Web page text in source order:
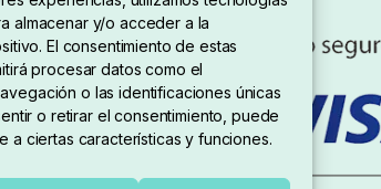
almacenar y/o acceder a la
El consentimiento de estas
procesar datos como el
o las identificaciones únicas
o retirar el consentimiento, puede
a ciertas características y funciones.